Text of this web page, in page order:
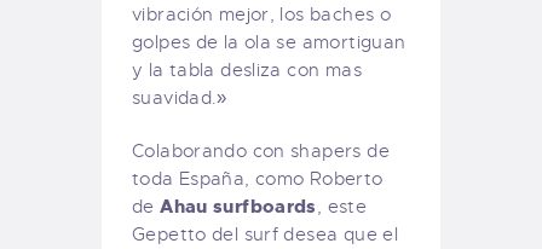
vibración mejor, los baches o
golpes de la ola se amortiguan
y la tabla desliza con mas
suavidad.»
Colaborando con shapers de
toda España, como Roberto
deAhau surfboards
, este
Gepetto del surf desea que el